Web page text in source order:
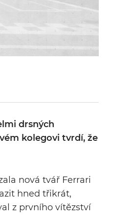
drsných
kolegovi tvrdí, že
nová tvář Ferrari
hned třikrát,
z prvního vítězství